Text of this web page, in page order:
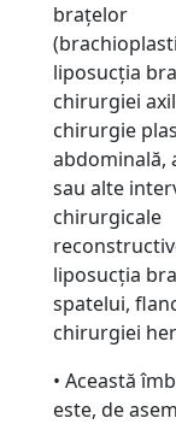
brațelor
liposucția
chirurgiei
chirurgie
abdominală,
sau alte
chirurgicale
liposucția
spatelui,
chirurgiei
• Această
este, de